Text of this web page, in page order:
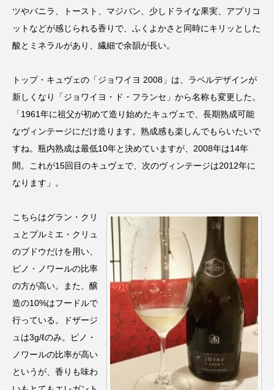
ツやバニラ、トースト、マジパン、少しドライな果実、アプリコ
ットなどが感じられる香りで、ふくよかさと同時にキリッとした
酸とミネラルがあり、繊細で余韻が長い。
トップ・キュヴェの「ジョワイヨ 2008」は、ラベルデザインが
新しくなり「ジョワイヨ・ド・フランセ」から名称も変更した。
「1961年に祖父が初めて造り始めたキュヴェで、長期熟成可能
なヴィンテージにだけ造ります。熟成感も楽しんでもらいたいで
すね。瓶内熟成は最低10年と決めていますが、2008年は14年
間。これが15回目のキュヴェで、次のヴィンテージは2012年に
なります」。
こちらはグラン・クリ
ュとプルミエ・クリュ
のブドウだけを用い、
ピノ・ノワールの比率
の方が高い。また、醸
造の10%はフードルで
行っている。ドザージ
ュは3g/ℓのみ。ピノ・
ノワールの比率が高い
というが、香りも味わ